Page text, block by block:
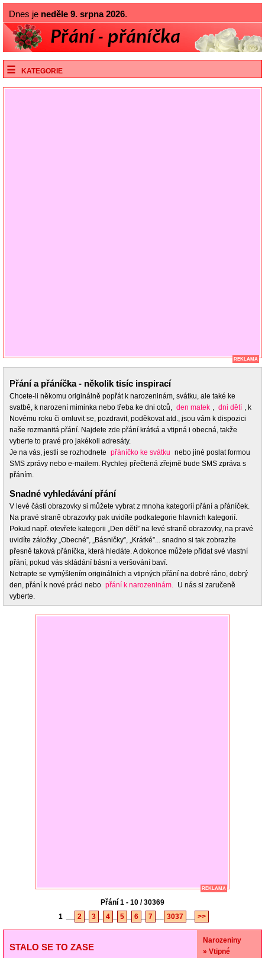
Dnes je neděle 9. srpna 2026.
KATEGORIE
REKLAMA
Přání a přáníčka - několik tisíc inspirací
Chcete-li někomu originálně popřát k narozeninám, svátku, ale také ke
svatbě, k narození miminka nebo třeba ke dni otců, den matek , dni dětí , k
Novému roku či omluvit se, pozdravit, poděkovat atd., jsou vám k dispozici
naše rozmanitá přání. Najdete zde přání krátká a vtipná i obecná, takže
vyberte to pravé pro jakékoli adresáty.
Je na vás, jestli se rozhodnete přáníčko ke svátku nebo jiné poslat formou
SMS zprávy nebo e-mailem. Rychleji přečtená zřejmě bude SMS zpráva s
přáním.
Snadné vyhledávání přání
V levé části obrazovky si můžete vybrat z mnoha kategorií přání a přáníček.
Na pravé straně obrazovky pak uvidíte podkategorie hlavních kategorií.
Pokud např. otevřete kategorii „Den dětí” na levé straně obrazovky, na pravé
uvidíte záložky „Obecné”, „Básničky”, „Krátké”... snadno si tak zobrazíte
přesně taková přáníčka, která hledáte. A dokonce můžete přidat své vlastní
přání, pokud vás skládání básní a veršování baví.
Netrapte se vymýšlením originálních a vtipných přání na dobré ráno, dobrý
den, přání k nové práci nebo přání k narozeninám. U nás si zaručeně
vyberte.
REKLAMA
Přání 1 - 10 / 30369
1
2 3 4 5 6 7 3037 >>
STALO SE TO ZASE
Narozeniny
» Vtipné